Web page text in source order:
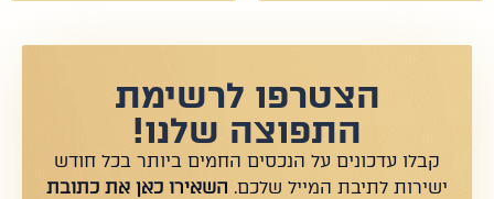
הצטרפו לרשימת
התפוצה שלנו!
קבלו עדכונים על הנכסים החמים ביותר בכל חודש
ישירות לתיבת המייל שלכם.השאירו כאן את כתובת